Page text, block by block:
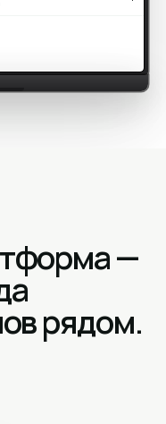
—
рядом.